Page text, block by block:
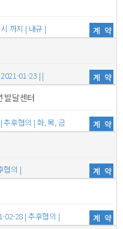
까지 | 내규 | 계약
01-23 | | 계약
발달센터
후협의 | 화, 목, 금 계약
협의 | 계약
02-28 | 추후협의 | 계약